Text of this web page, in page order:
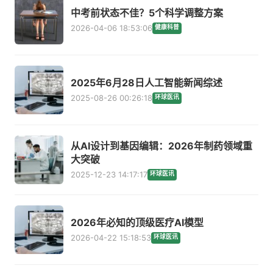
中考前状态不佳？5个科学调整方案
2026-04-06 18:53:06 健康科普
2025年6月28日人工智能新闻综述
2025-08-26 00:26:18 环球医讯
从AI设计到基因编辑：2026年制药领域重
大突破
2025-12-23 14:17:17 环球医讯
2026年必知的顶级医疗AI模型
2026-04-22 15:18:53 环球医讯